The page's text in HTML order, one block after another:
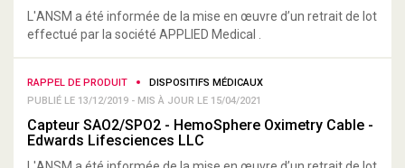
L'ANSM a été informée de la mise en œuvre d’un retrait de lot
effectué par la société APPLIED Medical .
RAPPEL DE PRODUIT
DISPOSITIFS MÉDICAUX
PUBLIÉ LE 13/12/2019 - MIS À JOUR LE 15/04/2021
Capteur SAO2/SPO2 - HemoSphere Oximetry Cable -
Edwards Lifesciences LLC